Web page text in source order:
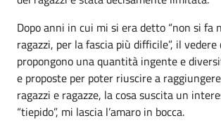
Dopo anni in cui mi si era detto “non si fa
ragazzi, per la fascia più difficile”, il vedere
propongono una quantità ingente e
e proposte per poter riuscire a
ragazzi e ragazze, la cosa suscita un
“tiepido”, mi lascia l’amaro in bocca.